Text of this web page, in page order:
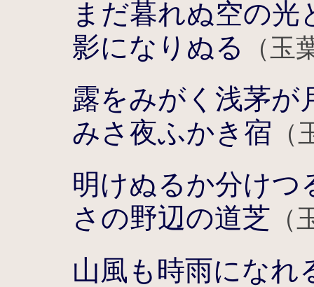
まだ暮れぬ空の
影になりぬる
（玉
露をみがく浅茅が
みさ夜ふかき宿
明けぬるか分けつ
さの野辺の道芝 （
山風も時雨になれ